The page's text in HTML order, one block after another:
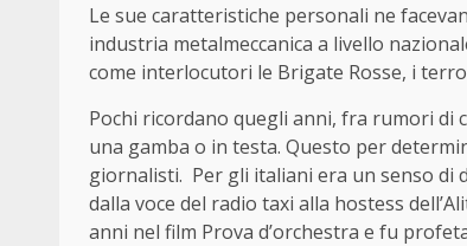
Le sue caratteristiche personali ne
industria metalmeccanica a livello
come interlocutori le Brigate Rosse, i
Pochi ricordano quegli anni, fra rumori di
una gamba o in testa. Questo per
giornalisti. Per gli italiani era un senso di
dalla voce del radio taxi alla hostess
anni nel film Prova d’orchestra e fu